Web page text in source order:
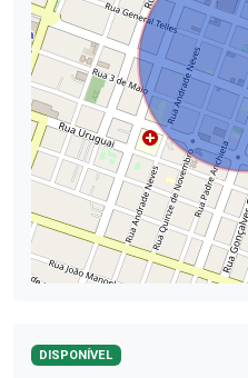
DISPONÍVEL